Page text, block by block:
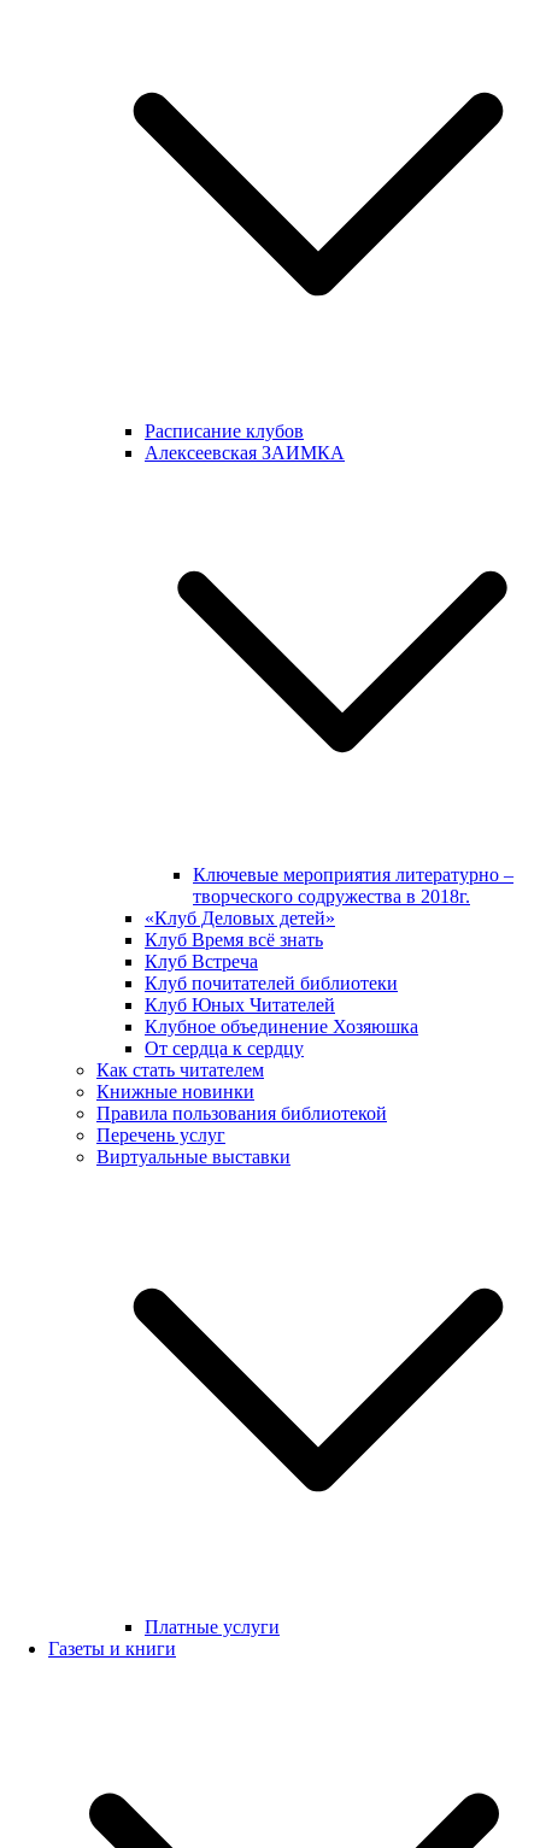
Расписание клубов
Алексеевская ЗАИМКА
Ключевые мероприятия литературно –
творческого содружества в 2018г.
«Клуб Деловых детей»
Клуб Время всё знать
Клуб Встреча
Клуб почитателей библиотеки
Клуб Юных Читателей
Клубное объединение Хозяюшка
От сердца к сердцу
Как стать читателем
Книжные новинки
Правила пользования библиотекой
Перечень услуг
Виртуальные выставки
Платные услуги
Газеты и книги